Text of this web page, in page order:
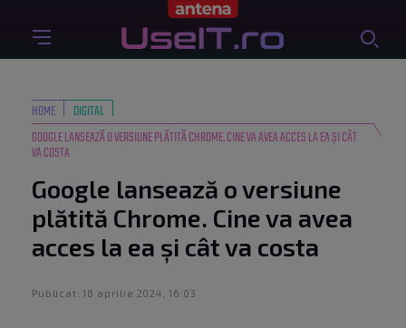
HOME
DIGITAL
GOOGLE LANSEAZĂ O VERSIUNE PLĂTITĂ CHROME. CINE VA AVEA ACCES LA EA ȘI CÂT
VA COSTA
Google lansează o versiune
plătită Chrome. Cine va avea
acces la ea și cât va costa
Publicat: 18 aprilie 2024, 16:03